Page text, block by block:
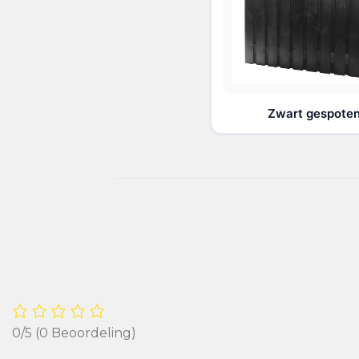
Zwart
0/5 (0 Beoordeling)